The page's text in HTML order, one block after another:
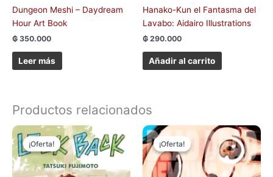
Dungeon Meshi – Daydream
Hour Art Book
₲ 350.000
Leer más
Hanako-Kun el Fantasma del
Lavabo: Aidairo Illustrations
₲ 290.000
Añadir al carrito
Productos relacionados
¡Oferta!
¡Oferta!
El
precio
original
era:
₲ 75.000.
El
precio
actual
es:
₲ 70.000.
¡Oferta!
¡Oferta!
El
precio
original
era:
₲ 85.000.
El
precio
actual
es:
₲ 75.000.
Este
tiene